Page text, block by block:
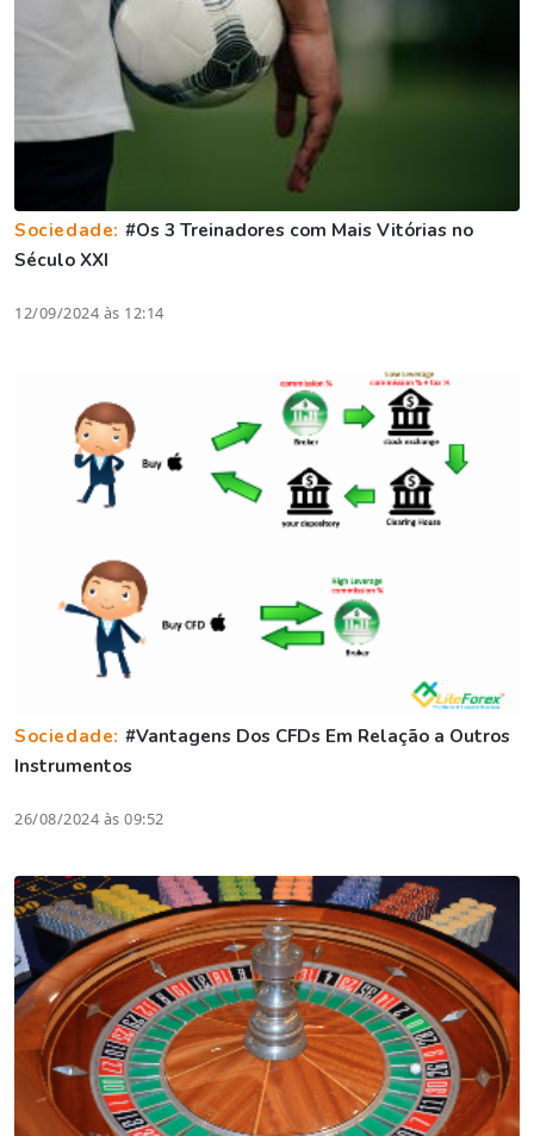
Sociedade: #Os 3 Treinadores com Mais Vitórias no
Século XXI
12/09/2024 às 12:14
Sociedade: #Vantagens Dos CFDs Em Relação a Outros
Instrumentos
26/08/2024 às 09:52